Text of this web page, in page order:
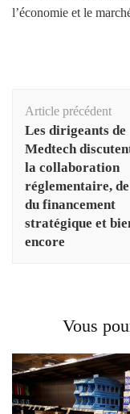
l’économie et le
d'article
Article précédent
Les dirigeants de
Medtech
la collaboration
réglementaire,
du financement
stratégique et
encore
Vous